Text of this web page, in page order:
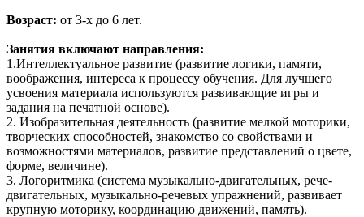
Возраст: от 3-х до 6 лет.
Занятия включают направления:
1.Интеллектуальное развитие (развитие логики, памяти,
воображения, интереса к процессу обучения. Для лучшего
усвоения материала используются развивающие игры и
задания на печатной основе).
2. Изобразительная деятельность (развитие мелкой моторики,
творческих способностей, знакомство со свойствами и
возможностями материалов, развитие представлений о цвете,
форме, величине).
3. Логоритмика (система музыкально-двигательных, рече-
двигательных, музыкально-речевых упражнений, развивает
крупную моторику, координацию движений, память).